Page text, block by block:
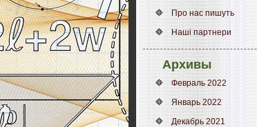
Про нас пишуть
Наші партнери
Архивы
Февраль 2022
Январь 2022
Декабрь 2021